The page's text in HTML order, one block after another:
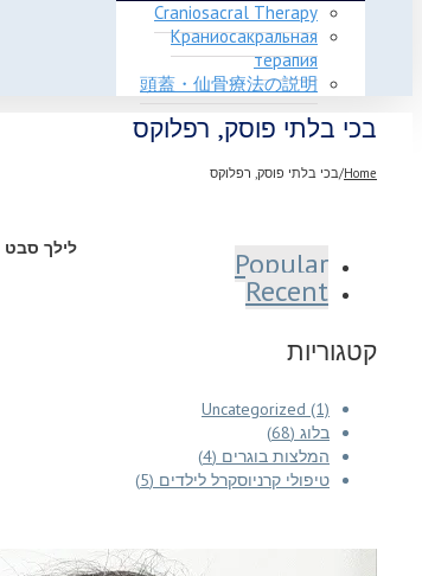
Craniosacral Therapy
Краниосакральная
терапия
頭蓋・仙骨療法の説明
בכי בלתי פוסק, רפלוקס
Home
/בכי בלתי פוסק, רפלוקס
Popular
Recent
קטגוריות
Uncategorized (1)
בלוג (68)
המלצות בוגרים (4)
טיפולי קרניוסקרל לילדים (5)
לילך סבט